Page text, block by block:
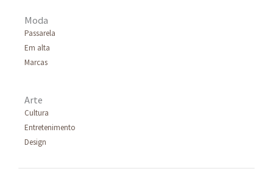
Moda
Passarela
Em alta
Marcas
Arte
Cultura
Entretenimento
Design